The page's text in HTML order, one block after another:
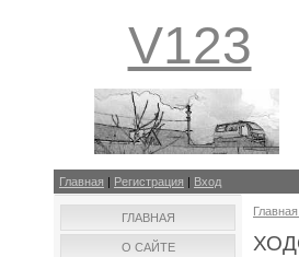
V123
Главная | Регистрация | Вход
ГЛАВНАЯ
О САЙТЕ
Главная